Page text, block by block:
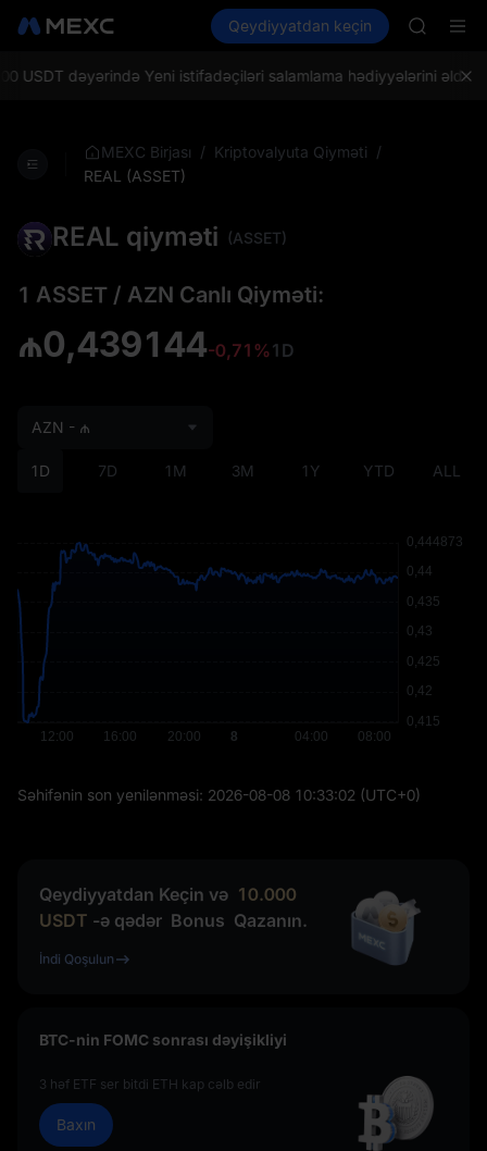
Bazarlar Spot Futures SPCX
Qeydiyyatdan keçin
SPCX
AAOI
USDT dəyərində Yeni istifadəçiləri salamlama hədiyyələrini əldə
MEXC Birjası / Kriptovalyuta Qiyməti /
REAL (ASSET)
REAL qiyməti (ASSET)
1 ASSET / AZN Canlı Qiyməti:
₼0,439144-0,71%1D
1D 7D 1M 3M 1Y YTD ALL
AZN - ₼
Səhifənin son yenilənməsi: 2026-08-08 10:33:02 (UTC+0)
Qeydiyyatdan Keçin və 10.000
USDT -ə qədər Bonus Qazanın.
İndi Qoşulun
BTC-nin FOMC sonrası dəyişikliyi
3 həf ETF ser bitdi ETH kap cəlb edir
Baxın